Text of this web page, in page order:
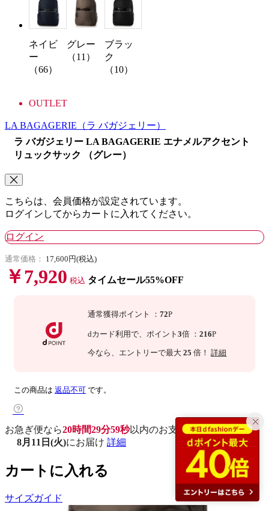
ネイビ
ー
（66）
グレー
（11）
ブラッ
ク
（10）
OUTLET
LA BAGAGERIE （ラ バガジェリー）
ラ バガジェリー LA BAGAGERIE エナメルアクセント
リュックサック （グレー）
こちらは、会員価格が設定されています。
ログインしてからカートに入れてください。
ログイン
通常価格： 17,600円(税込)
￥7,920 税込 タイムセール55%OFF
通常獲得ポイント ：72P
dカード利用で、ポイント3倍 ：216P
今なら 、エントリーで最大 25 倍！詳細
この商品は 返品不可 です。
お急ぎ便なら20時間29分58秒以内のお支払いで
8月11日(火)にお届け 詳細
カートに入れる
サイズガイド